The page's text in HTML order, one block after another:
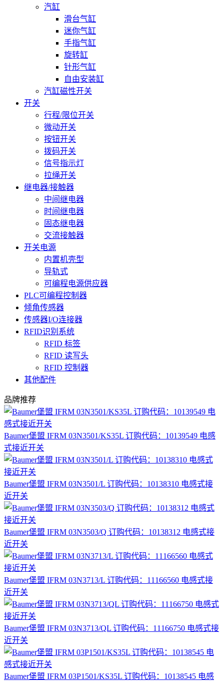
汽缸
滑台气缸
迷你气缸
手指气缸
旋转缸
针形气缸
自由安装缸
汽缸磁性开关
开关
行程/限位开关
微动开关
按钮开关
拨码开关
信号指示灯
拉绳开关
继电器/接触器
中间继电器
时间继电器
固态继电器
交流接触器
开关电源
内置机壳型
导轨式
可编程电源供应器
PLC可编程控制器
倾角传感器
传感器I/O连接器
RFID识别系统
RFID 标签
RFID 读写头
RFID 控制器
其他配件
品牌推荐
Baumer堡盟 IFRM 03N3501/KS35L 订购代码：10139549 电感
式接近开关
Baumer堡盟 IFRM 03N3501/L 订购代码：10138310 电感式接
近开关
Baumer堡盟 IFRM 03N3503/Q 订购代码：10138312 电感式接
近开关
Baumer堡盟 IFRM 03N3713/L 订购代码：11166560 电感式接
近开关
Baumer堡盟 IFRM 03N3713/QL 订购代码：11166750 电感式接
近开关
Baumer堡盟 IFRM 03P1501/KS35L 订购代码：10138545 电感